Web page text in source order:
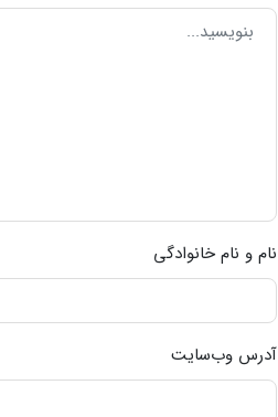
نام و نام خانوادگی
آدرس وب‌سایت